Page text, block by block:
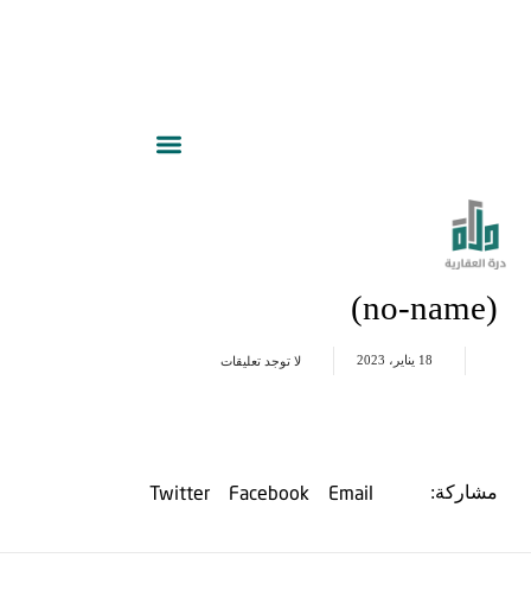
(no-name)
18 يناير، 2023 لا توجد تعليقات
مشاركة: Email
Facebook
Twitter